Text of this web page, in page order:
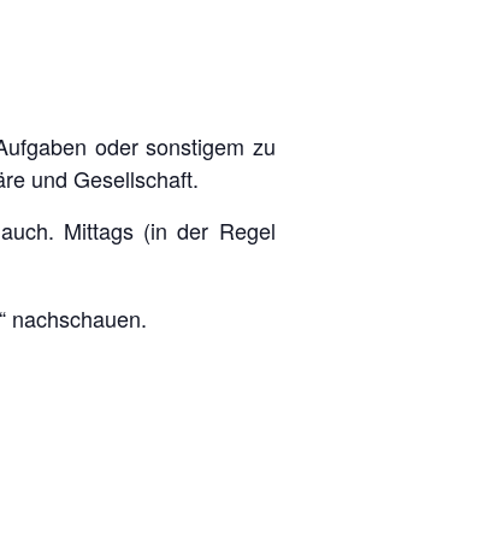
oder sonstigem zu
und Gesellschaft.
Mittags (in der Regel
“ nachschauen.